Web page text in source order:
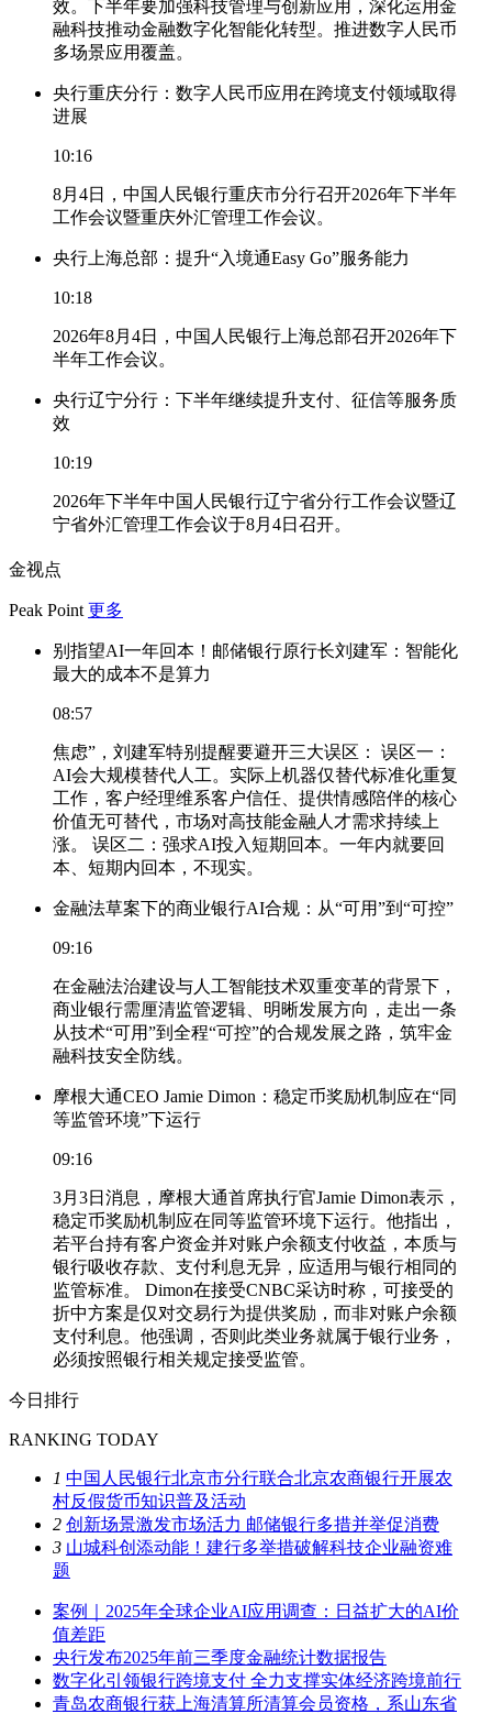
效。下半年要加强科技管理与创新应用，深化运用金
融科技推动金融数字化智能化转型。推进数字人民币
多场景应用覆盖。
央行重庆分行：数字人民币应用在跨境支付领域取得
进展
10:16
8月4日，中国人民银行重庆市分行召开2026年下半年
工作会议暨重庆外汇管理工作会议。
央行上海总部：提升“入境通Easy Go”服务能力
10:18
2026年8月4日，中国人民银行上海总部召开2026年下
半年工作会议。
央行辽宁分行：下半年继续提升支付、征信等服务质
效
10:19
2026年下半年中国人民银行辽宁省分行工作会议暨辽
宁省外汇管理工作会议于8月4日召开。
金视点
Peak Point 更多
别指望AI一年回本！邮储银行原行长刘建军：智能化
最大的成本不是算力
08:57
焦虑”，刘建军特别提醒要避开三大误区： 误区一：
AI会大规模替代人工。实际上机器仅替代标准化重复
工作，客户经理维系客户信任、提供情感陪伴的核心
价值无可替代，市场对高技能金融人才需求持续上
涨。 误区二：强求AI投入短期回本。一年内就要回
本、短期内回本，不现实。
金融法草案下的商业银行AI合规：从“可用”到“可控”
09:16
在金融法治建设与人工智能技术双重变革的背景下，
商业银行需厘清监管逻辑、明晰发展方向，走出一条
从技术“可用”到全程“可控”的合规发展之路，筑牢金
融科技安全防线。
摩根大通CEO Jamie Dimon：稳定币奖励机制应在“同
等监管环境”下运行
09:16
3月3日消息，摩根大通首席执行官Jamie Dimon表示，
稳定币奖励机制应在同等监管环境下运行。他指出，
若平台持有客户资金并对账户余额支付收益，本质与
银行吸收存款、支付利息无异，应适用与银行相同的
监管标准。 Dimon在接受CNBC采访时称，可接受的
折中方案是仅对交易行为提供奖励，而非对账户余额
支付利息。他强调，否则此类业务就属于银行业务，
必须按照银行相关规定接受监管。
今日排行
RANKING TODAY
1 中国人民银行北京市分行联合北京农商银行开展农
村反假货币知识普及活动
2 创新场景激发市场活力 邮储银行多措并举促消费
3 山城科创添动能！建行多举措破解科技企业融资难
题
案例｜2025年全球企业AI应用调查：日益扩大的AI价
值差距
央行发布2025年前三季度金融统计数据报告
数字化引领银行跨境支付 全力支撑实体经济跨境前行
青岛农商银行获上海清算所清算会员资格，系山东省